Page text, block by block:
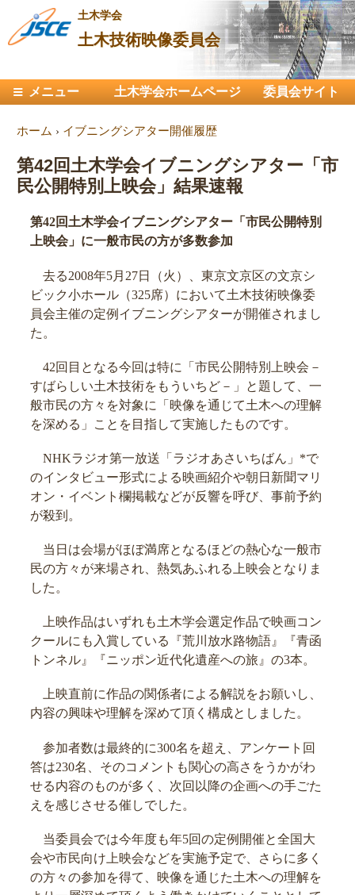
メ
イ
ン
ン
ン
に
移
土木学会
土木技術映像委員会
メニュー
メインメニュー土木学会ホームページ 委員会サイト
現在地
ホーム › イブニングシアター開催履歴
第42回土木学会イブニングシアター「市
民公開特別上映会」結果速報
第42回土木学会イブニングシアター「市民公開特別
上映会」に一般市民の方が多数参加
去る2008年5月27日（火）、東京文京区の文京シ
ビック小ホール（325席）において土木技術映像委
員会主催の定例イブニングシアターが開催されまし
た。
42回目となる今回は特に「市民公開特別上映会－
すばらしい土木技術をもういちど－」と題して、一
般市民の方々を対象に「映像を通じて土木への理解
を深める」ことを目指して実施したものです。
NHKラジオ第一放送「ラジオあさいちばん」*で
のインタビュー形式による映画紹介や朝日新聞マリ
オン・イベント欄掲載などが反響を呼び、事前予約
が殺到。
当日は会場がほぼ満席となるほどの熱心な一般市
民の方々が来場され、熱気あふれる上映会となりま
した。
上映作品はいずれも土木学会選定作品で映画コン
クールにも入賞している『荒川放水路物語』『青函
トンネル』『ニッポン近代化遺産への旅』の3本。
上映直前に作品の関係者による解説をお願いし、
内容の興味や理解を深めて頂く構成としました。
参加者数は最終的に300名を超え、アンケート回
答は230名、そのコメントも関心の高さをうかがわ
せる内容のものが多く、次回以降の企画への手ごた
えを感じさせる催しでした。
当委員会では今年度も年5回の定例開催と全国大
会や市民向け上映会などを実施予定で、さらに多く
の方々の参加を得て、映像を通じた土木への理解を